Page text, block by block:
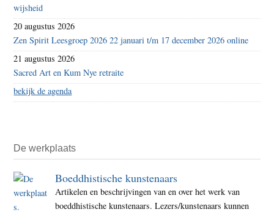
wijsheid
20 augustus 2026
Zen Spirit Leesgroep 2026 22 januari t/m 17 december 2026 online
21 augustus 2026
Sacred Art en Kum Nye retraite
bekijk de agenda
De werkplaats
Boeddhistische kunstenaars
Artikelen en beschrijvingen van en over het werk van
boeddhistische kunstenaars. Lezers/kunstenaars kunnen